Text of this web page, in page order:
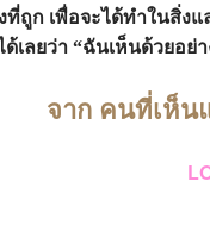
ถูก เพื่อจะได้ทำในสิ่งแ
เลยว่า “ฉันเห็นด้วยอย่า
จาก คนที่เห็น